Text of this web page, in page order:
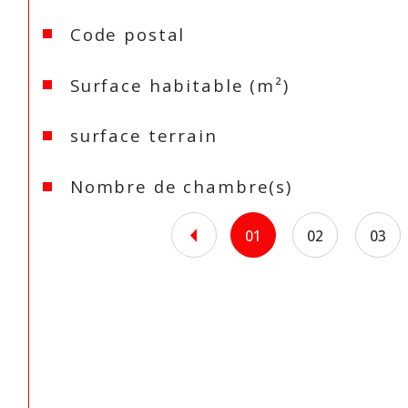
Caractéristiques Valeurs
Code postal
Surface habitable (m²)
surface terrain
Nombre de chambre(s)
01 02 03